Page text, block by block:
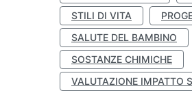
STILI DI VITA
SALUTE DEL BAMBINO
SOSTANZE CHIMICHE
VALUTAZIONE IMPATTO